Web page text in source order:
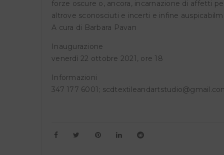
forze oscure o, ancora, incarnazione di affetti
altrove sconosciuti e incerti e infine
A cura di Barbara Pavan
Inaugurazione
venerdì 22 ottobre 2021, ore 18
Informazioni
347 177 6001;